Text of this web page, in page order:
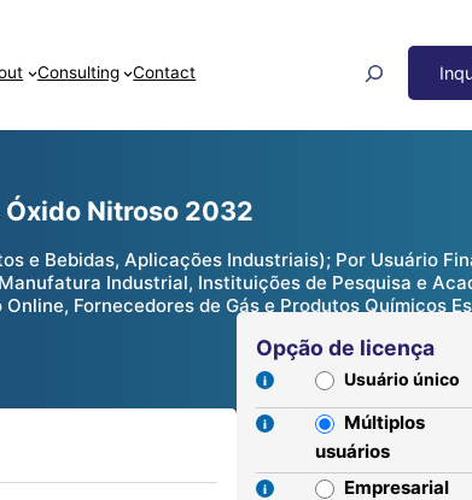
Consulting Contact
Nitroso 2032
e Bebidas, Aplicações Industriais); Por Usuário
Industrial, Instituições de Pesquisa e
Fornecedores de Gás e Produtos Químicos
Opção de licença
Usuário único
Múltiplos
usuários
Empresarial